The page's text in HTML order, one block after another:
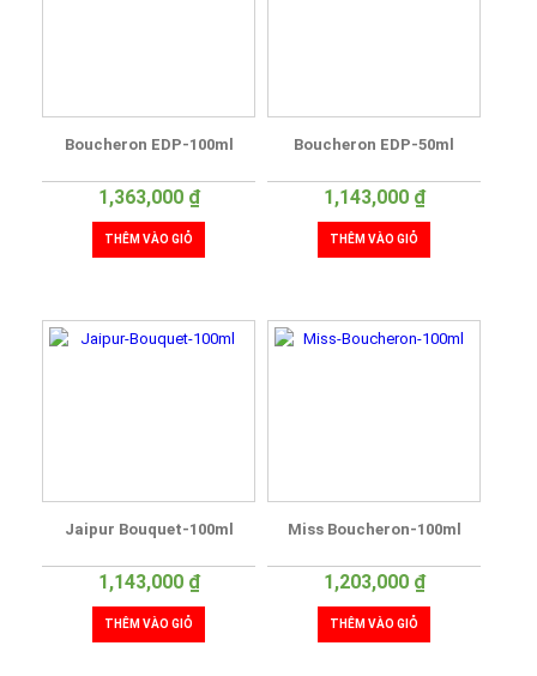
Boucheron EDP-100ml
1,363,000 ₫
THÊM VÀO GIỎ
Boucheron EDP-50ml
1,143,000 ₫
THÊM VÀO GIỎ
Jaipur Bouquet-100ml
1,143,000 ₫
THÊM VÀO GIỎ
Miss Boucheron-100ml
1,203,000 ₫
THÊM VÀO GIỎ